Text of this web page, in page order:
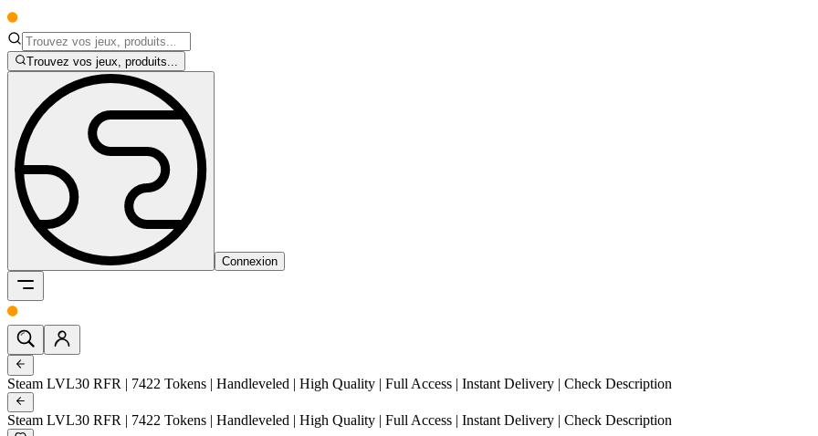
Trouvez vos jeux, produits...
Connexion
Steam LVL30 RFR | 7422 Tokens | Handleveled | High Quality | Full Access | Instant Delivery | Check Description
Steam LVL30 RFR | 7422 Tokens | Handleveled | High Quality | Full Access | Instant Delivery | Check Description